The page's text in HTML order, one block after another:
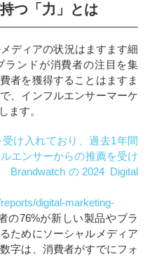
つ「力」とは
ディアの状況はますます細
ランドが消費者の注目を集
者を獲得することはますま
、インフルエンサーマーケ
ます。
け入れており、過去1年間
エンサーからの推薦を受け
Brandwatchの2024 Digital
digital-marketing-
の76%が新しい製品やブラ
ためにソーシャルメディア
字は、消費者がすでにフォ